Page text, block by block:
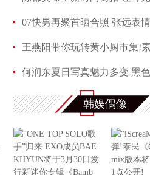
07快男再聚首晒合照 张远表
韩娱偶像